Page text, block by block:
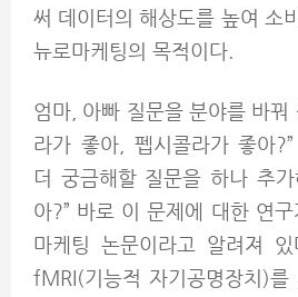
써 데이터의 해상도를 높여 소
뉴로마케팅의 목적이다.
엄마, 아빠 질문을 분야를 바꿔
라가 좋아, 펩시콜라가 좋아
더 궁금해할 질문을 하나 추
아?” 바로 이 문제에 대한 연
마케팅 논문이라고 알려져
fMRI(기능적 자기공명장치)를